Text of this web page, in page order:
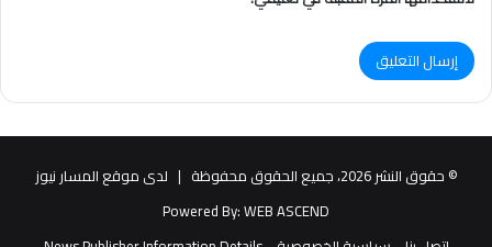
© حقوق النشر 2026، جميع الحقوق محفوظة |
لدى موقع المسار نيوز
Powered By:WEB ASCEND